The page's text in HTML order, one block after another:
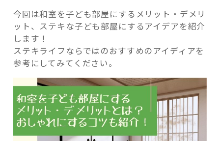
今回は和室を子ども部屋にするメリット・デメリ
ット、ステキな子ども部屋にするアイデアを紹介
します！
ステキライフならではのおすすめのアイディアを
参考にしてみてください。